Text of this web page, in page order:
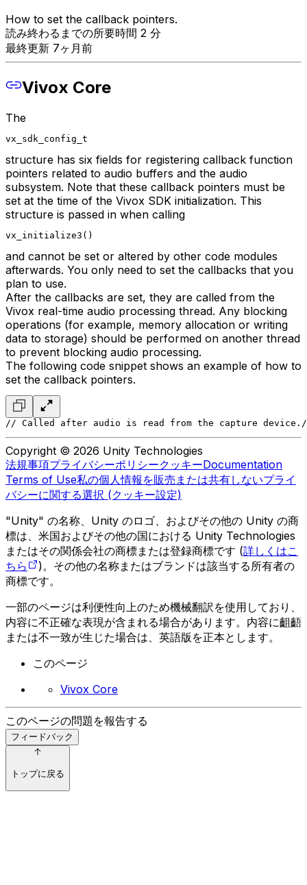
How to set the callback pointers.
読み終わるまでの所要時間 2 分
最終更新 7ヶ月前
Vivox Core
The
vx_sdk_config_t
structure has six fields for registering callback function
pointers related to audio buffers and the audio
subsystem. Note that these callback pointers must be
set at the time of the Vivox SDK initialization. This
structure is passed in when calling
vx_initialize3()
and cannot be set or altered by other code modules
afterwards. You only need to set the callbacks that you
plan to use.
After the callbacks are set, they are called from the
Vivox real-time audio processing thread. Any blocking
operations (for example, memory allocation or writing
data to storage) should be performed on another thread
to prevent blocking audio processing.
The following code snippet shows an example of how to
set the callback pointers.
// Called after audio is read from the capture device.
Copyright © 2026 Unity Technologies
法規事項プライバシーポリシークッキーDocumentation
Terms of Use私の個人情報を販売または共有しないプライ
バシーに関する選択 (クッキー設定)
"Unity" の名称、Unity のロゴ、およびその他の Unity の商
標は、米国およびその他の国における Unity Technologies
またはその関係会社の商標または登録商標です (詳しくはこ
ちら
)。その他の名称またはブランドは該当する所有者の
商標です。
一部のページは利便性向上のため機械翻訳を使用しており、
内容に不正確な表現が含まれる場合があります。内容に齟齬
または不一致が生じた場合は、英語版を正本とします。
このページ
Vivox Core
このページの問題を報告する
フィードバック
トップに戻る